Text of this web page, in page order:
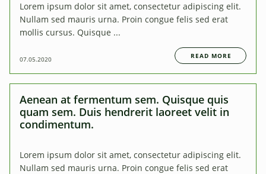
Lorem ipsum dolor sit amet, consectetur adipiscing elit.
Nullam sed mauris urna. Proin congue felis sed erat
mollis cursus. Quisque ...
07.05.2020 READ MORE
Aenean at fermentum sem. Quisque quis
quam sem. Duis hendrerit laoreet velit in
condimentum.
Lorem ipsum dolor sit amet, consectetur adipiscing elit.
Nullam sed mauris urna. Proin congue felis sed erat